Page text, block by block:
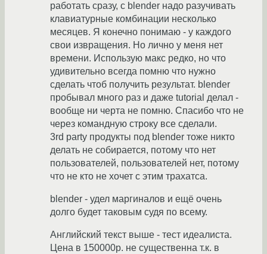
работать сразу, с blender надо разучивать
клавиатурные комбинации несколько
месяцев. Я конечно понимаю - у каждого
свои извращения. Но лично у меня нет
времени. Использую макс редко, но что
удивительно всегда помню что нужно
сделать чтоб получить результат. blender
пробывал много раз и даже tutorial делал -
вообще ни черта не помню. Спасибо что не
через командную строку все сделали.
3rd party продукты под blender тоже никто
делать не собирается, потому что нет
пользователей, пользователей нет, потому
что не кто не хочет с этим трахатса.
blender - удел маргиналов и ещё очень
долго будет таковым судя по всему.
Английский текст выше - тест идеалиста.
Цена в 150000р. не существенна т.к. в